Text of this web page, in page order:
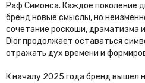
Раф Симонса. Каждое поколение
бренд новые смыслы, но
сочетание роскоши, драматизма
Dior продолжает оставаться
отражать дух времени и
К началу 2025 года бренд вышел